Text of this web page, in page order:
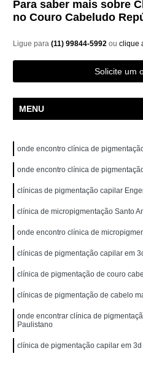
Para saber mais sobre
no Couro Cabeludo
Ligue para(11) 99844-5992ouclique
Solicite um
MENU
onde encontro clínica de
onde encontro clínica de
clínicas de pigmentação capilar
clínica de micropigmentação Santo
onde encontro clínica de
clínicas de pigmentação capilar em
clínica de pigmentação de couro
clínicas de pigmentação de cabelo
onde encontrar clínica de
Paulistano
clínica de pigmentação capilar em